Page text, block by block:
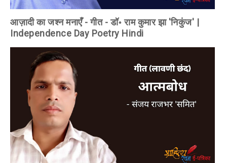
आज़ादी का जश्न मनाएँ - गीत - डॉ॰ राम कुमार झा 'निकुंज' |
Independence Day Poetry Hindi